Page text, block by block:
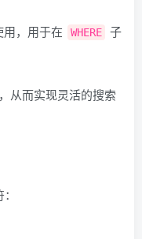
，用于在 WHERE
子
从而实现灵活的搜索